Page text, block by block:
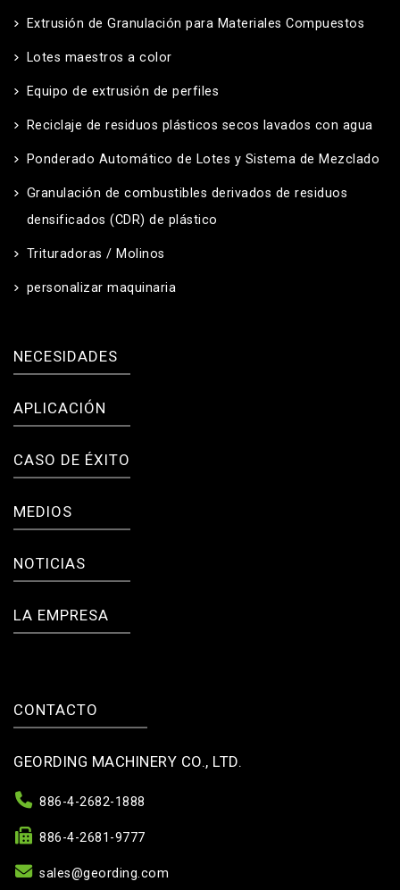
Extrusión de Granulación para Materiales Compuestos
Lotes maestros a color
Equipo de extrusión de perfiles
Reciclaje de residuos plásticos secos lavados con agua
Ponderado Automático de Lotes y Sistema de Mezclado
Granulación de combustibles derivados de residuos
densificados (CDR) de plástico
Trituradoras / Molinos
personalizar maquinaria
NECESIDADES
APLICACIÓN
CASO DE ÉXITO
MEDIOS
NOTICIAS
LA EMPRESA
CONTACTO
GEORDING MACHINERY CO., LTD.
886-4-2682-1888
886-4-2681-9777
sales@geording.com